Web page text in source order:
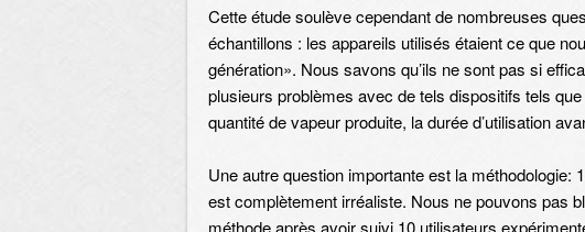
Cette étude soulève cependant de nombreuses
échantillons : les appareils utilisés étaient ce que
génération». Nous savons qu’ils ne sont pas si
plusieurs problèmes avec de tels dispositifs tels
quantité de vapeur produite, la durée d’utilisation
Une autre question importante est la méthodologie:
est complètement irréaliste. Nous ne pouvons pas
méthode après avoir suivi 10 utilisateurs